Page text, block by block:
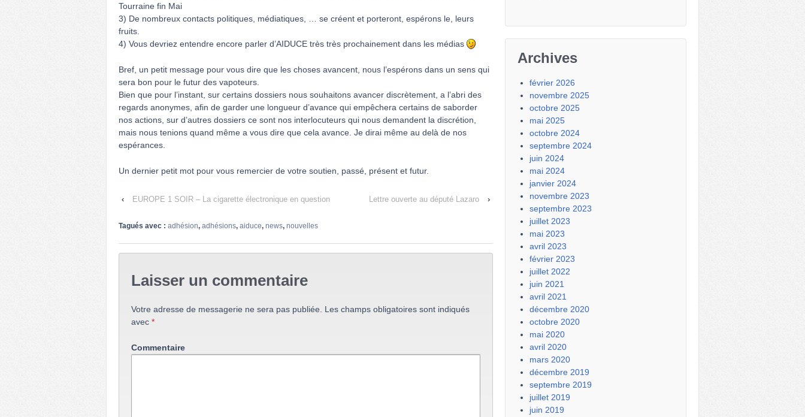
Tourraine fin Mai
3) De nombreux contacts politiques, médiatiques, … se créent et porteront, espérons le, leurs
fruits.
4) Vous devriez entendre encore parler d’AIDUCE très très prochainement dans les médias
Bref, un petit message pour vous dire que les choses avancent, nous l’espérons dans un sens qui
sera bon pour le futur des vapoteurs.
Bien que pour l’instant, sur certains dossiers nous souhaitons avancer discrètement, a l’abri des
regards anonymes, afin de garder une longueur d’avance qui empêchera certains de saborder
nos actions, sur d’autres dossiers ce sont nos interlocuteurs qui nous demandent la discrétion,
mais nous tenions quand même a vous dire que cela avance. Je dirai même au delà de nos
espérances.
Un dernier petit mot pour vous remercier de votre soutien, passé, présent et futur.
‹ EUROPE 1 SOIR – La cigarette électronique en question Lettre ouverte au député Lazaro ›
Tagués avec : adhésion, adhésions, aiduce, news, nouvelles
Laisser un commentaire
Votre adresse de messagerie ne sera pas publiée.
Les champs obligatoires sont indiqués
avec *
Commentaire
Archives
février 2026
novembre 2025
octobre 2025
mai 2025
octobre 2024
septembre 2024
juin 2024
mai 2024
janvier 2024
novembre 2023
septembre 2023
juillet 2023
mai 2023
avril 2023
février 2023
juillet 2022
juin 2021
avril 2021
décembre 2020
octobre 2020
mai 2020
avril 2020
mars 2020
décembre 2019
septembre 2019
juillet 2019
juin 2019